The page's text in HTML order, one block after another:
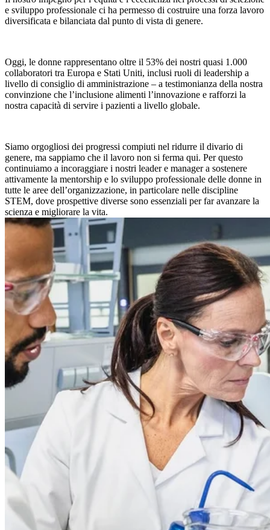
e sviluppo professionale ci ha permesso di costruire una forza lavoro
diversificata e bilanciata dal punto di vista di genere.
Oggi, le donne rappresentano oltre il 53% dei nostri quasi 1.000
collaboratori tra Europa e Stati Uniti, inclusi ruoli di leadership a
livello di consiglio di amministrazione – a testimonianza della nostra
convinzione che l’inclusione alimenti l’innovazione e rafforzi la
nostra capacità di servire i pazienti a livello globale.
Siamo orgogliosi dei progressi compiuti nel ridurre il divario di
genere, ma sappiamo che il lavoro non si ferma qui. Per questo
continuiamo a incoraggiare i nostri leader e manager a sostenere
attivamente la mentorship e lo sviluppo professionale delle donne in
tutte le aree dell’organizzazione, in particolare nelle discipline
STEM, dove prospettive diverse sono essenziali per far avanzare la
scienza e migliorare la vita.